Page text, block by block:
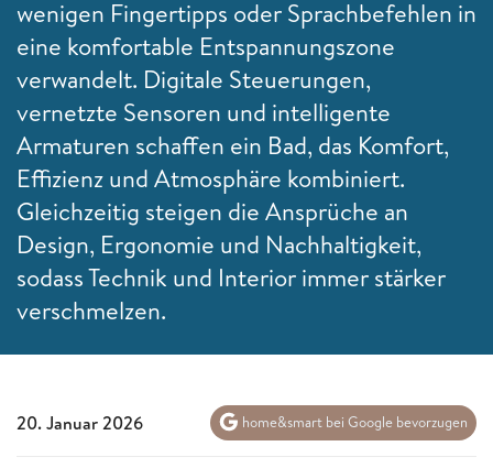
wenigen Fingertipps oder Sprachbefehlen in
eine komfortable Entspannungszone
verwandelt. Digitale Steuerungen,
vernetzte Sensoren und intelligente
Armaturen schaffen ein Bad, das Komfort,
Effizienz und Atmosphäre kombiniert.
Gleichzeitig steigen die Ansprüche an
Design, Ergonomie und Nachhaltigkeit,
sodass Technik und Interior immer stärker
verschmelzen.
20. Januar 2026 home&smart bei Google bevorzugen